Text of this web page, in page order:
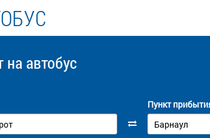
на автобус
Пункт